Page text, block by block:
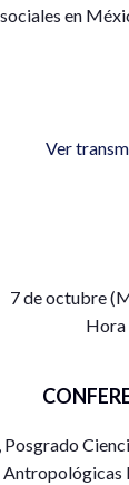
en
Ver
7 de octubre
Hora
Posgrado